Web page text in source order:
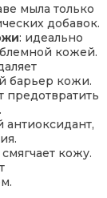
мыла только
добавок.
: идеально
кожей.
барьер кожи.
предотвратить
кожу.